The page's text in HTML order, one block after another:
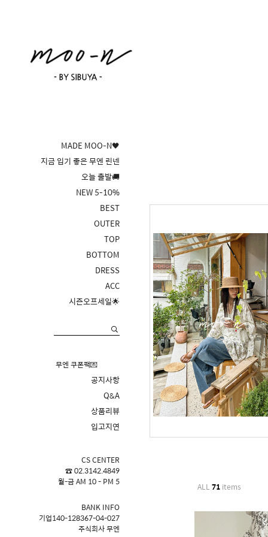
MADE MOO-N🖤
지금 입기 좋은 무엔 린넨
오늘 출발🚚
NEW 5-10%
BEST
OUTER
TOP
BOTTOM
DRESS
ACC
시즌오프세일🌟
무엔 쿠폰팩💌
공지사항
Q&A
상품리뷰
입고지연
CS CENTER
☎ 02.3142.4849
월-금 AM 10 - PM 5
BANK INFO
기업140-128367-04-027
주식회사 무엔
ALL 71 items